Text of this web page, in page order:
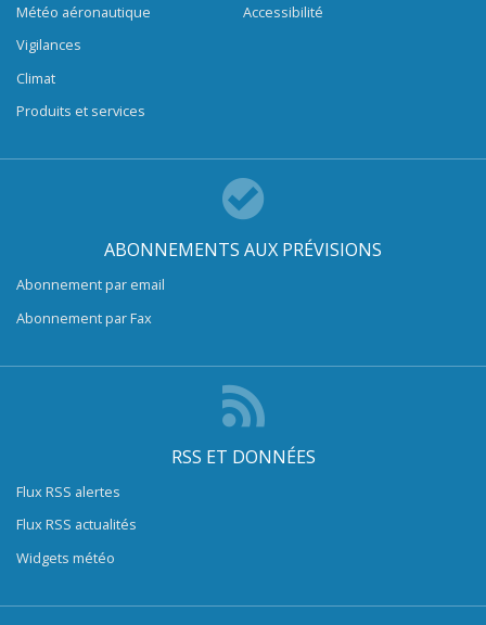
Météo aéronautique
Vigilances
Climat
Produits et services
Accessibilité
ABONNEMENTS AUX PRÉVISIONS
Abonnement par email
Abonnement par Fax
RSS ET DONNÉES
Flux RSS alertes
Flux RSS actualités
Widgets météo